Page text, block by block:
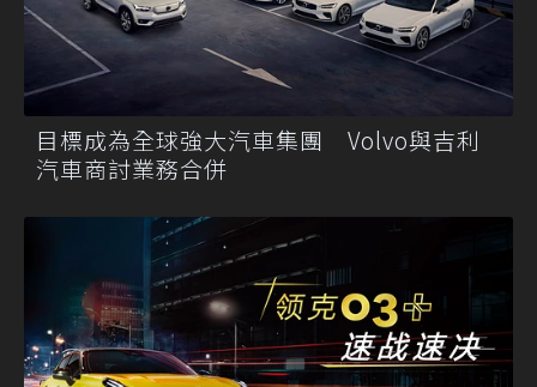
目標成為全球強大汽車集團 Volvo與吉利
汽車商討業務合併